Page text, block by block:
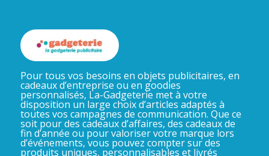
Pour tous vos besoins en objets publicitaires, en
cadeaux d’entreprise ou en goodies
personnalisés, La-Gadgeterie met à votre
disposition un large choix d’articles adaptés à
toutes vos campagnes de communication. Que ce
soit pour des cadeaux d’affaires, des cadeaux de
fin d’année ou pour valoriser votre marque lors
d’événements, vous pouvez compter sur des
produits uniques, personnalisables et livrés